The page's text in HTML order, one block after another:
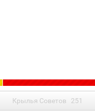
Крылья Советов 251